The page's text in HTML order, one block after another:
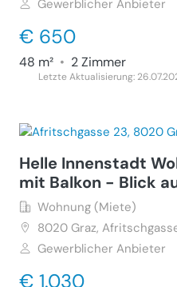
Gewerblicher Anbieter
€ 650
48 m² • 2 Zimmer
Letzte Aktualisierung:
Helle Innenstadt
mit Balkon - Blick
Wohnung (Miete)
8020 Graz,
Gewerblicher Anbieter
€ 1.030